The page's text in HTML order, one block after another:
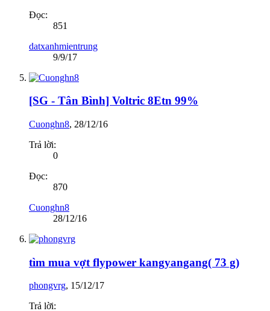
Đọc:
851
datxanhmientrung
9/9/17
[SG - Tân Bình] Voltric 8Etn 99%
Cuonghn8, 28/12/16
Trả lời:
0
Đọc:
870
Cuonghn8
28/12/16
tìm mua vợt flypower kangyangang( 73 g)
phongvrg, 15/12/17
Trả lời: